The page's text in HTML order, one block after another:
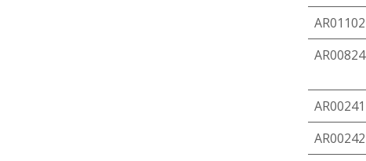
AR01102
AR00824
AR00241
AR00242